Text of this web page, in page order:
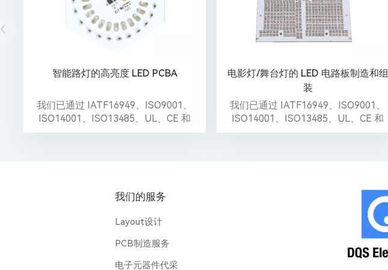
智能路灯的高亮度 LED PCBA
我们已通过 IATF16949、ISO9001、
ISO14001、ISO13485、UL、CE 和
Reach 认证。
电影灯/舞台灯的 LED 电路板制造和组
装
我们已通过 IATF16949、ISO9001、
ISO14001、ISO13485、UL、CE 和
Reach 认证。
我们的服务
Layout设计
PCB制造服务
电子元器件代采